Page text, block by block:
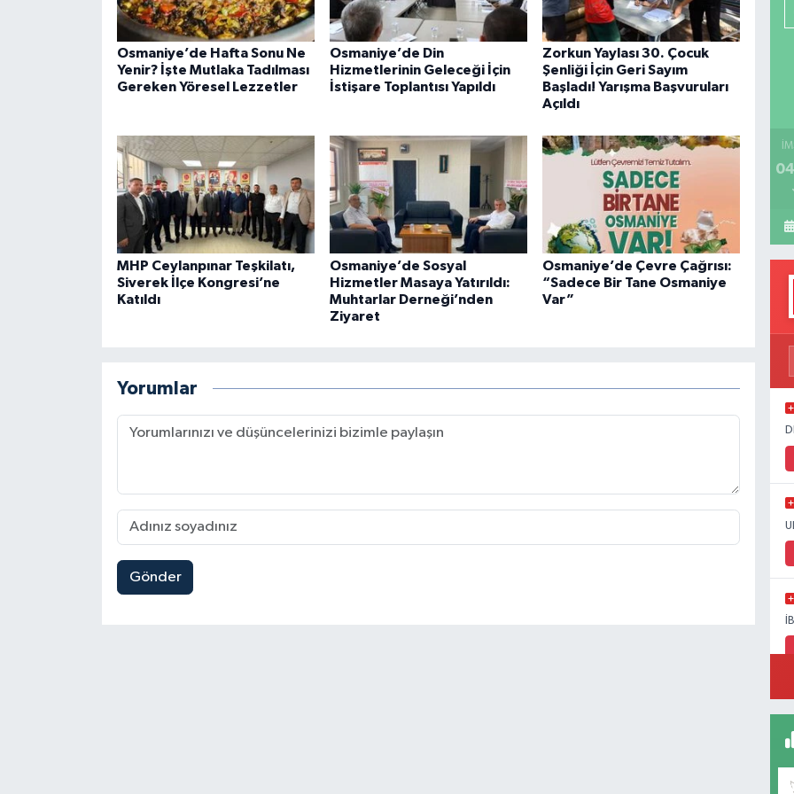
Osmaniye’de Hafta Sonu Ne
Yenir? İşte Mutlaka Tadılması
Gereken Yöresel Lezzetler
Osmaniye’de Din
Hizmetlerinin Geleceği İçin
İstişare Toplantısı Yapıldı
Zorkun Yaylası 30. Çocuk
Şenliği İçin Geri Sayım
Başladı! Yarışma Başvuruları
Açıldı
MHP Ceylanpınar Teşkilatı,
Siverek İlçe Kongresi’ne
Katıldı
Osmaniye’de Sosyal
Hizmetler Masaya Yatırıldı:
Muhtarlar Derneği’nden
Ziyaret
Osmaniye’de Çevre Çağrısı:
“Sadece Bir Tane Osmaniye
Var”
Yorumlar
Gönder